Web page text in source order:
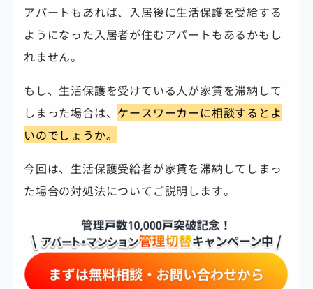
アパートもあれば、入居後に生活保護を受給する
ようになった入居者が住むアパートもあるかもし
れません。
もし、生活保護を受けている人が家賃を滞納して
しまった場合は、 ケースワーカーに相談するとよ
いのでしょうか。
今回は、生活保護受給者が家賃を滞納してしまっ
た場合の対処法についてご説明します。